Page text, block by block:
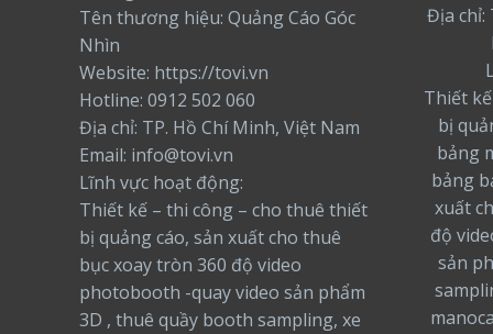
Tên thương hiệu: Quảng Cáo Góc
Nhìn
Website: https://tovi.vn
Hotline: 0912 502 060
Địa chỉ: TP. Hồ Chí Minh, Việt Nam
Email: info@tovi.vn
Lĩnh vực hoạt động:
Thiết kế – thi công – cho thuê thiết
bị quảng cáo, sản xuất cho thuê
bục xoay tròn 360 độ video
photobooth -quay video sản phẩm
3D , thuê quầy booth sampling, xe
Địa chỉ:
Thiết
bị
bảng
bảng
xuất
độ
sản